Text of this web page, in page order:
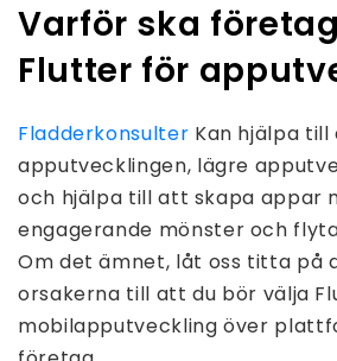
Varför ska
Flutter för
Fladderkonsulter Kan hjälpa
apputvecklingen, lägre
och hjälpa till att skapa appar
engagerande mönster och
Om det ämnet, låt oss titta på
orsakerna till att du bör välja
mobilapputveckling över